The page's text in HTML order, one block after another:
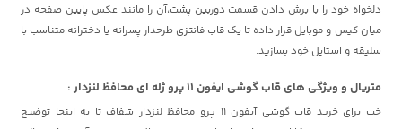
دلخواه خود را با برش دادن قسمت دوربین پشت،آن را مانند عکس پایین صفحه در
میان کیس و موبایل قرار داده تا یک قاب فانتزی طرحدار پسرانه یا دخترانه متناسب با
سلیقه و استایل خود بسازید.
متریال و ویژگی های قاب گوشی ایفون 11 پرو ژله ای محافظ لنزدار :
خب برای خرید قاب گوشی آیفون 11 پرو محافظ لنزدار شفاف تا به اینجا توضیح